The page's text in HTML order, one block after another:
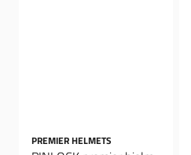
PREMIER HELMETS